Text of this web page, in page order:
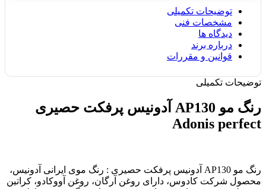
توضیحات تکمیلی
مشخصات فنی
دیدگاه ها
درباره برند
قوانین و مقررات
توضیحات تکمیلی
رنگ مو AP130 آدونیس پرفکت حصیری
Adonis perfect
رنگ مو AP130 آدونیس پرفکت حصیری : رنگ موی ایرانی آدونیس،
محصول شرکت کادوس، دارای روغن آرگان، روغن آووکادو، کراتین